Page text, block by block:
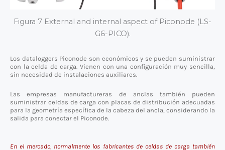
Figura 7 External and internal aspect of Piconode (LS-
G6-PICO).
Los dataloggers Piconode son económicos y se pueden suministrar
con la celda de carga. Vienen con una configuración muy sencilla,
sin necesidad de instalaciones auxiliares.
Las empresas manufactureras de anclas también pueden
suministrar celdas de carga con placas de distribución adecuadas
para la geometría específica de la cabeza del ancla, considerando la
salida para conectar el Piconode.
En el mercado, normalmente los fabricantes de celdas de carga también